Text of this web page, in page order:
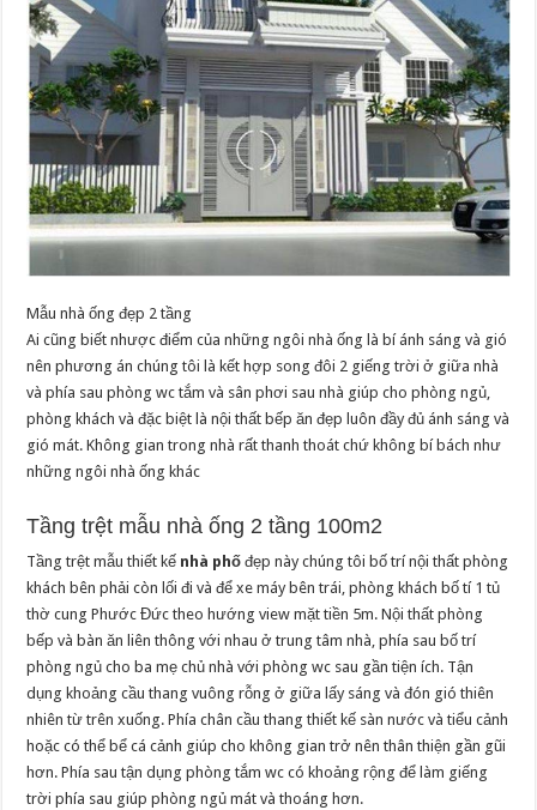
Mẫu nhà ống đẹp 2 tầng
Ai cũng biết nhược điểm của những ngôi nhà ống là bí ánh sáng và gió
nên phương án chúng tôi là kết hợp song đôi 2 giếng trời ở giữa nhà
và phía sau phòng wc tắm và sân phơi sau nhà giúp cho phòng ngủ,
phòng khách và đặc biệt là nội thất bếp ăn đẹp luôn đầy đủ ánh sáng và
gió mát. Không gian trong nhà rất thanh thoát chứ không bí bách như
những ngôi nhà ống khác
Tầng trệt mẫu nhà ống 2 tầng 100m2
Tầng trệt mẫu thiết kế nhà phố đẹp này chúng tôi bố trí nội thất phòng
khách bên phải còn lối đi và để xe máy bên trái, phòng khách bố tí 1 tủ
thờ cung Phước Đức theo hướng view mặt tiền 5m. Nội thất phòng
bếp và bàn ăn liên thông với nhau ở trung tâm nhà, phía sau bố trí
phòng ngủ cho ba mẹ chủ nhà với phòng wc sau gần tiện ích. Tận
dụng khoảng cầu thang vuông rỗng ở giữa lấy sáng và đón gió thiên
nhiên từ trên xuống. Phía chân cầu thang thiết kế sàn nước và tiểu cảnh
hoặc có thể bể cá cảnh giúp cho không gian trở nên thân thiện gần gũi
hơn. Phía sau tận dụng phòng tắm wc có khoảng rộng để làm giếng
trời phía sau giúp phòng ngủ mát và thoáng hơn.